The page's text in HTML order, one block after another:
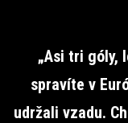
„Asi tri góly,
spravíte v
udržali vzadu.